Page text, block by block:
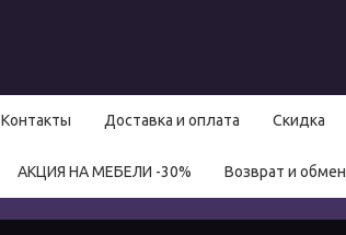
Контакты Доставка и оплата Скидка
АКЦИЯ НА МЕБЕЛИ -30% Возврат и обмен